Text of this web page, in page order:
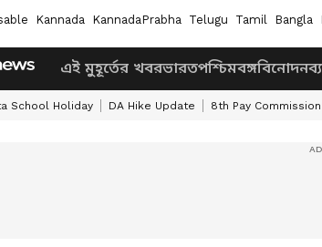
Kannada KannadaPrabha Telugu Tamil Bangla
এই মুহূর্তের খবরভারতপশ্চিমবঙ্গবিনোদন
School Holiday DA Hike Update 8th Pay Commission